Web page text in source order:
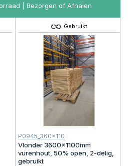
| Bezorgen of Afhalen
Gebruikt
P0945_360x110
Vlonder 3600x1100mm
vurenhout, 50% open, 2-delig,
gebruikt